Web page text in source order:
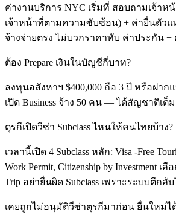
ค่างานบริการ NYC เริ่มที่ สอบถามเจ้าห
เจ้าหน้าที่ตามความซับซ้อน) + ค่ายื่นตัว
จ้างจ่ายตรง ไม่บวกราคาทับ ค่าประกัน +
ต้อง Prepare เงินในบัญชีกี่บาท?
ลงทุนอสังหาฯ $400,000 ถือ 3 ปี หรือฝากแ
เปิด Business จ้าง 50 คน — ได้สัญชาติเต็
ตุรกีเปิดวีซ่า Subclass ไหนให้คนไทยบ้าง?
เวลานี้เปิด 4 Subclass หลัก: Visa -Free
Work Permit, Citizenship by Investment
Trip อย่ายื่นผิด Subclass เพราะระบบตีก
เคยถูกไม่อนุมัติวีซ่าตุรกีมาก่อน ยื่นใหม่ไ